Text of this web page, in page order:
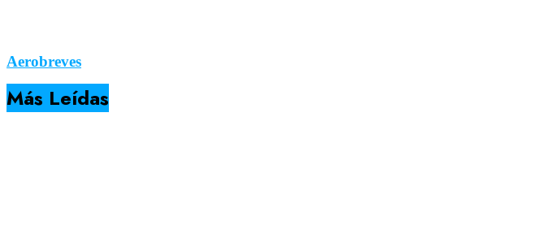
Aerobreves
Más Leídas